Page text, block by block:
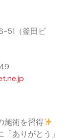
51（釜田ビ
施術を習得
ありがとう」